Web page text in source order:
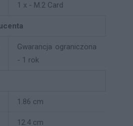
1 x - M.2 Card
Gwarancja ograniczona
- 1 rok
1.86 cm
12.4 cm